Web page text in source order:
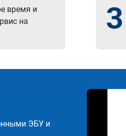
время и
на
3
ЭБУ и